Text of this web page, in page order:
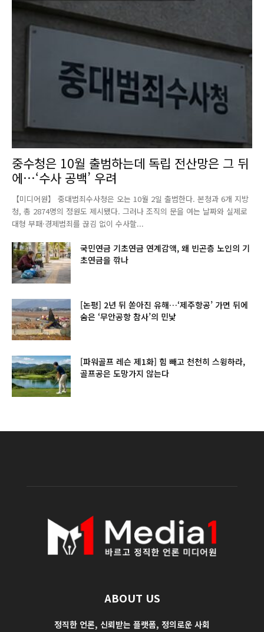
중수청은 10월 출범하는데 독립 전산망은 그 뒤
에…‘수사 공백’ 우려
【미디어원】 중대범죄수사청은 오는 10월 2일 출범한다. 본청과 6개 지방
청, 총 2874명의 정원도 제시됐다. 그러나 조직의 문을 여는 날짜와 실제로
대형 부패·경제범죄를 끊김 없이 수사할...
국민연금 기초연금 연계감액, 왜 빈곤층 노인의 기
초연금을 깎나
[논평] 2년 뒤 쏟아진 유해…‘제주항공’ 가면 뒤에
숨은 ‘무안공항 참사’의 민낯
[파워골프 레슨 제1화] 힘 빼고 천천히 스윙하라,
골프공은 도망가지 않는다
ABOUT US
정직한 언론, 신뢰받는 플랫폼, 정의로운 사회